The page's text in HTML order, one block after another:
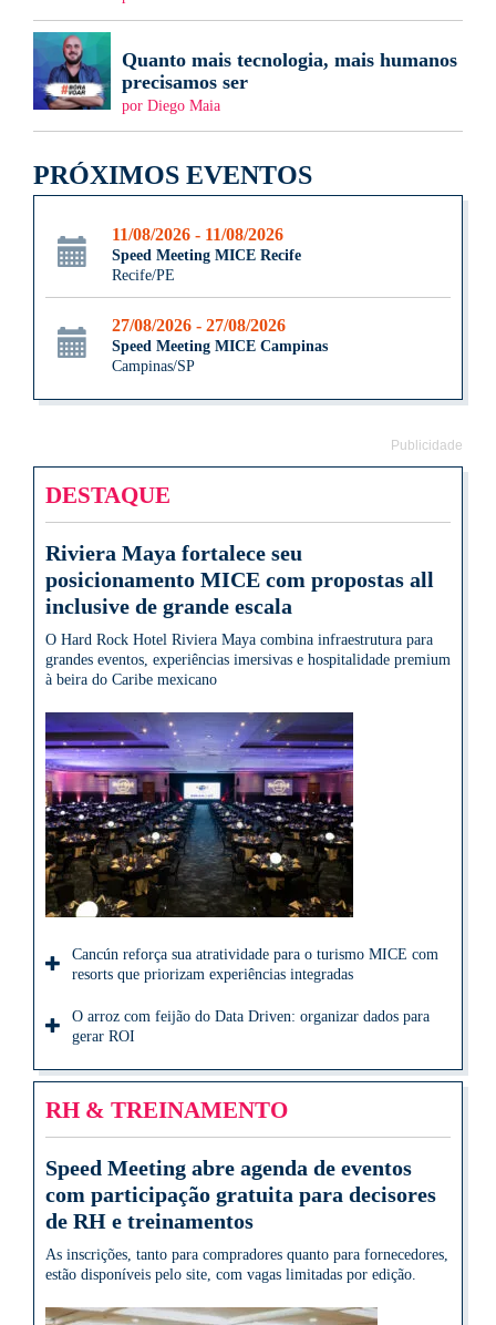
Quanto mais tecnologia, mais humanos
precisamos ser
por Diego Maia
PRÓXIMOS EVENTOS
11/08/2026 - 11/08/2026
Speed Meeting MICE Recife
Recife/PE
27/08/2026 - 27/08/2026
Speed Meeting MICE Campinas
Campinas/SP
Publicidade
DESTAQUE
Riviera Maya fortalece seu
posicionamento MICE com propostas all
inclusive de grande escala
O Hard Rock Hotel Riviera Maya combina infraestrutura para
grandes eventos, experiências imersivas e hospitalidade premium
à beira do Caribe mexicano
Cancún reforça sua atratividade para o turismo MICE com
resorts que priorizam experiências integradas
O arroz com feijão do Data Driven: organizar dados para
gerar ROI
RH & TREINAMENTO
Speed Meeting abre agenda de eventos
com participação gratuita para decisores
de RH e treinamentos
As inscrições, tanto para compradores quanto para fornecedores,
estão disponíveis pelo site, com vagas limitadas por edição.